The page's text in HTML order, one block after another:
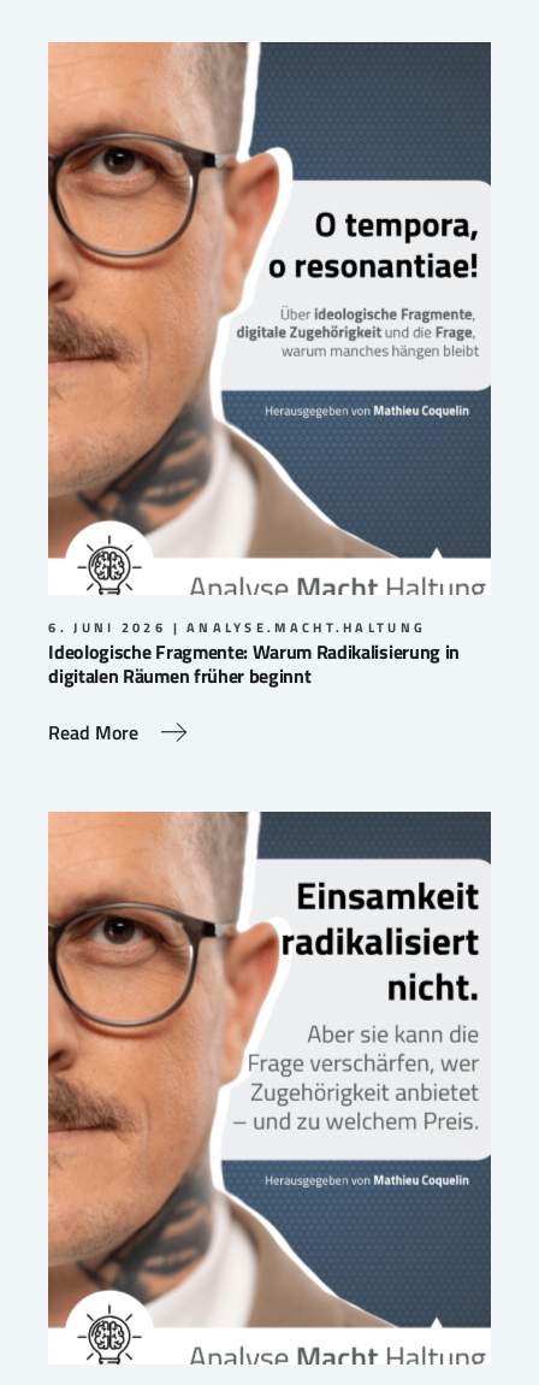
6. JUNI 2026 ANALYSE.MACHT.HALTUNG
Ideologische Fragmente: Warum Radikalisierung in
digitalen Räumen früher beginnt
Read More